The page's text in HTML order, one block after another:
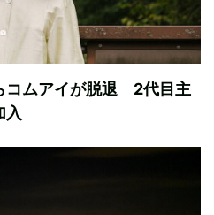
コムアイが脱退 2代目主
入